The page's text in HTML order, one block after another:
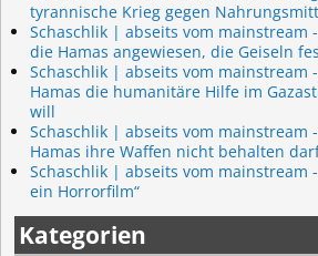
tyrannische Krieg gegen
Schaschlik | abseits vom mainstream
die Hamas angewiesen, die Geiseln
Schaschlik | abseits vom mainstream
Hamas die humanitäre Hilfe im
will
Schaschlik | abseits vom mainstream
Hamas ihre Waffen nicht behalten
Schaschlik | abseits vom mainstream
ein Horrorfilm“
Kategorien